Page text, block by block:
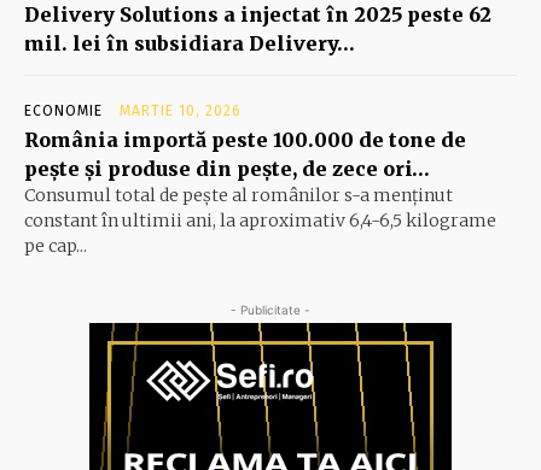
Delivery Solutions a injectat în 2025 peste 62
mil. lei în subsidiara Delivery…
ECONOMIE MARTIE 10, 2026
România importă peste 100.000 de tone de
peşte şi produse din peşte, de zece ori…
Consumul total de peşte al ro­mâ­nilor s-a menţinut
constant în ul­timii ani, la aproximativ 6,4-6,5 ki­lograme
pe cap...
- Publicitate -